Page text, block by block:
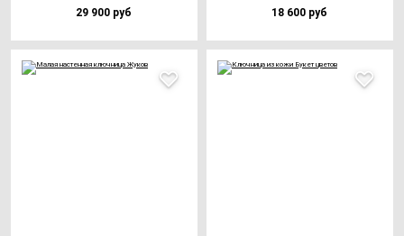
29 900 руб 18 600 руб